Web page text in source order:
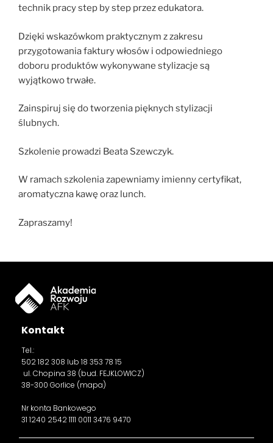
technik pracy step by step przez edukatora.
Dzięki wskazówkom praktycznym z zakresu
przygotowania faktury włosów i odpowiedniego
doboru produktów wykonywane stylizacje są
wyjątkowo trwałe.
Zainspiruj się do tworzenia pięknych stylizacji
ślubnych.
Szkolenie prowadzi Beata Szewczyk.
W ramach szkolenia zapewniamy imienny certyfikat,
aromatyczna kawę oraz lunch.
Zapraszamy!
Kontakt
Tel.:
502 182 308 lub 18 353 78 15
ul. Chopina 38 (bud. FEJKLOWICZ)
38-300 Gorlice (mapa)
Nr konta Bankowego
31 1240 2542 1111 0011 3476 9470